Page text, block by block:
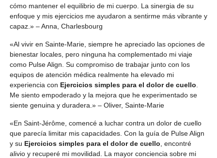
cómo mantener el equilibrio de mi cuerpo. La sinergia de su
enfoque y mis ejercicios me ayudaron a sentirme más vibrante y
capaz.» – Anna, Charlesbourg
«Al vivir en Sainte-Marie, siempre he apreciado las opciones de
bienestar locales, pero ninguna ha complementado mi viaje
como Pulse Align. Su compromiso de trabajar junto con los
equipos de atención médica realmente ha elevado mi
experiencia con Ejercicios simples para el dolor de cuello
Me siento empoderado y la mejora que he experimentado se
siente genuina y duradera.» – Oliver, Sainte-Marie
«En Saint-Jérôme, comencé a luchar contra un dolor de cuello
que parecía limitar mis capacidades. Con la guía de Pulse Align
y su Ejercicios simples para el dolor de cuello , encontré
alivio y recuperé mi movilidad. La mayor conciencia sobre mi